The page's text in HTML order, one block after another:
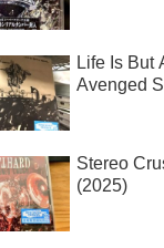
Life Is But
Avenged
Stereo
(2025)